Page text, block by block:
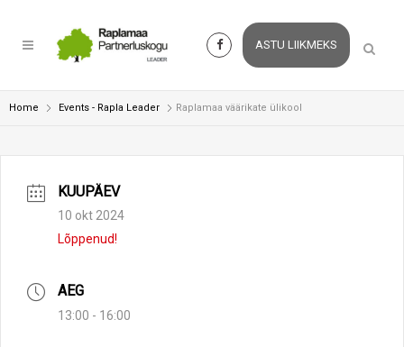
ASTU LIIKMEKS
Home Events - Rapla Leader Raplamaa väärikate ülikool
KUUPÄEV
10 okt 2024
Lõppenud!
AEG
13:00 - 16:00